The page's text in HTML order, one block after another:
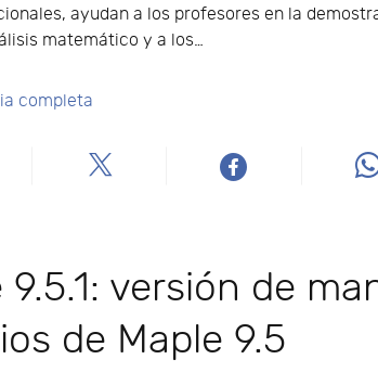
ayudan a los profesores en la
matemático y a los…
completa
9.5.1: versión de
de Maple 9.5